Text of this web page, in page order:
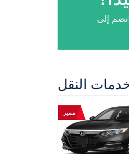
النقل
مميز